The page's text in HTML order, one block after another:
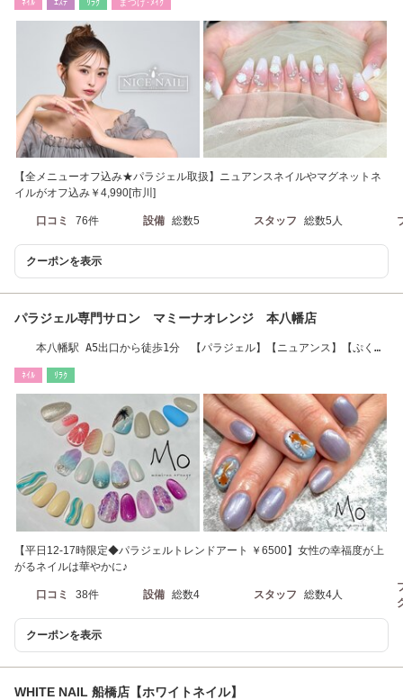
【全メニューオフ込み★パラジェル取扱】ニュアンスネイルやマグネットネ
イルがオフ込み￥4,990[市川]
口コミ 76件 設備 総数5 スタッフ 総数5人
クーポンを表示
パラジェル専門サロン マミーナオレンジ 本八幡店
本八幡駅 A5出口から徒歩1分 【パラジェル】【ニュアンス】【ぷくぷ
ﾈｲﾙ ﾘﾗｸ
【平日12-17時限定◆パラジェルトレンドアート ￥6500】女性の幸福度が上
がるネイルは華やかに♪
口コミ 38件 設備 総数4 スタッフ 総数4人
クーポンを表示
WHITE NAIL 船橋店【ホワイトネイル】